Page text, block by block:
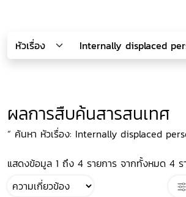
ผลการสืบค้นสารสนเทศ
“ ค้นหา หัวเรื่อง: Internally displaced
แสดงข้อมูล 1 ถึง 4 รายการ จากทั้งหมด 4 ร